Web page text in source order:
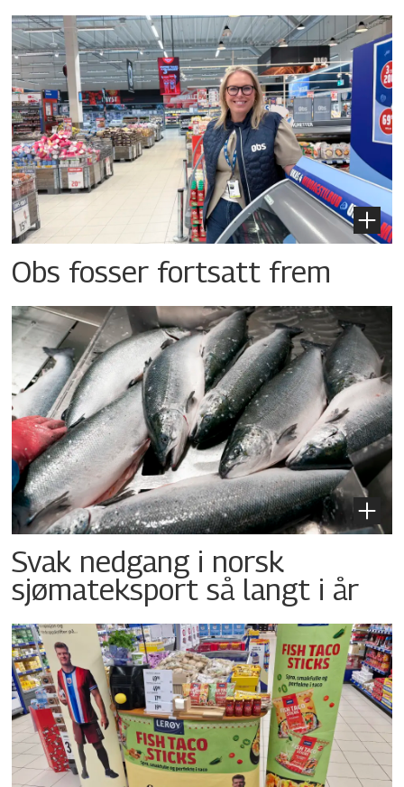
Obs fosser fortsatt frem
Svak nedgang i norsk
sjømateksport så langt i år